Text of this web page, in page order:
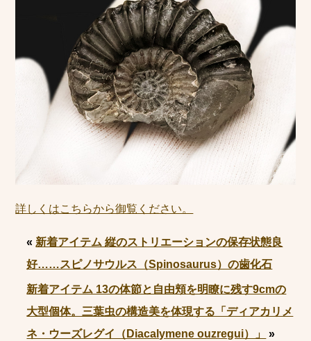
詳しくはこちらから御覧ください。
« 新着アイテム 縦のストリエーションの保存状態良
好……スピノサウルス（Spinosaurus）の歯化石
新着アイテム 13の体節と自由頬を明瞭に残す9cmの
大型個体。三葉虫の構造美を体現する「ディアカリメ
ネ・ウーズレグイ（Diacalymene ouzregui）」
»